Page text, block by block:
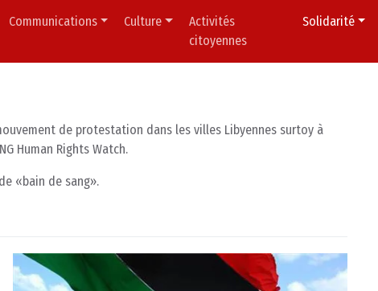
Communications Culture
Activités
citoyennes
Solidarité
de protestation dans les villes Libyennes surtoy à
Human Rights Watch.
«bain de sang».